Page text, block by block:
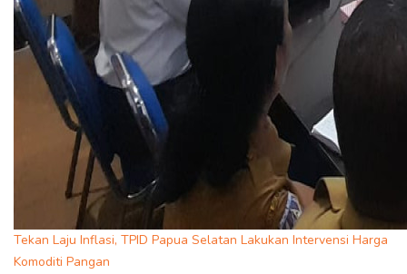
Tekan Laju Inflasi, TPID Papua Selatan Lakukan Intervensi Harga
Komoditi Pangan